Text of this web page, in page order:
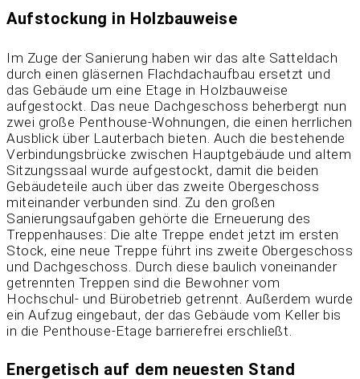
Aufstockung in Holzbauweise
Im Zuge der Sanierung haben wir das alte Satteldach
durch einen gläsernen Flachdachaufbau ersetzt und
das Gebäude um eine Etage in Holzbauweise
aufgestockt. Das neue Dachgeschoss beherbergt nun
zwei große Penthouse-Wohnungen, die einen herrlichen
Ausblick über Lauterbach bieten. Auch die bestehende
Verbindungsbrücke zwischen Hauptgebäude und altem
Sitzungssaal wurde aufgestockt, damit die beiden
Gebäudeteile auch über das zweite Obergeschoss
miteinander verbunden sind. Zu den großen
Sanierungsaufgaben gehörte die Erneuerung des
Treppenhauses: Die alte Treppe endet jetzt im ersten
Stock, eine neue Treppe führt ins zweite Obergeschoss
und Dachgeschoss. Durch diese baulich voneinander
getrennten Treppen sind die Bewohner vom
Hochschul- und Bürobetrieb getrennt. Außerdem wurde
ein Aufzug eingebaut, der das Gebäude vom Keller bis
in die Penthouse-Etage barrierefrei erschließt.
Energetisch auf dem neuesten Stand